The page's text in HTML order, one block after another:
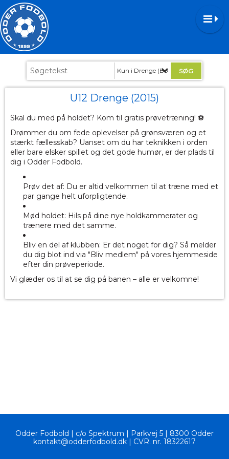
Kun i Drenge (Børnefodbold)
U12 Drenge (2015)
Skal du med på holdet? Kom til gratis prøvetræning! ⚽️
Drømmer du om fede oplevelser på grønsværen og et
stærkt fællesskab? Uanset om du har teknikken i orden
eller bare elsker spillet og det gode humør, er der plads til
dig i Odder Fodbold.
Prøv det af: Du er altid velkommen til at træne med et
par gange helt uforpligtende.
Mød holdet: Hils på dine nye holdkammerater og
trænere med det samme.
Bliv en del af klubben: Er det noget for dig? Så melder
du dig blot ind via "Bliv medlem" på vores hjemmeside
efter din prøveperiode.
Vi glæder os til at se dig på banen – alle er velkomne!
Odder Fodbold | c/o Spektrum | Parkvej 5 | 8300 Odder
kontakt@odderfodbold.dk | CVR. nr. 18322617